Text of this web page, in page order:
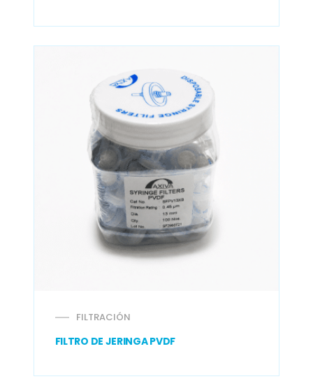
FILTRACIÓN
FILTRO DE JERINGA PVDF